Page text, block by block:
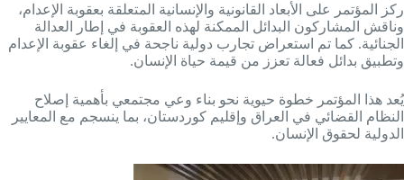
ركز المؤتمر على الأبعاد القانونية والإنسانية المتعلقة بعقوبة الإعدام،
وناقش المشاركون البدائل الممكنة لهذه العقوبة في إطار العدالة
الجنائية. كما تم استعراض تجارب دولية ناجحة في إلغاء عقوبة الإعدام
وتطبيق بدائل فعالة تعزز من قيمة حياة الإنسان.
يُعد هذا المؤتمر خطوة حيوية نحو بناء وعي مجتمعي بأهمية إصلاح
النظام القضائي في العراق وإقليم كوردستان، بما ينسجم مع المعايير
الدولية لحقوق الإنسان.